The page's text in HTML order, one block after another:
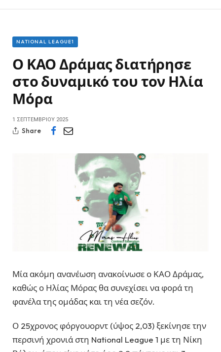
NATIONAL LEAGUE1
Ο ΚΑΟ Δράμας διατήρησε
στο δυναμικό του τον Ηλία
Μόρα
1 ΣΕΠΤΕΜΒΡΊΟΥ 2025
Share
Μία ακόμη ανανέωση ανακοίνωσε ο ΚΑΟ Δράμας,
καθώς ο Ηλίας Μόρας θα συνεχίσει να φορά τη
φανέλα της ομάδας και τη νέα σεζόν.
Ο 25χρονος φόργουορντ (ύψος 2,03) ξεκίνησε την
περσινή χρονιά στη National League 1 με τη Νίκη